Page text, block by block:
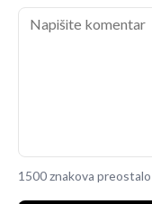
1500 znakova preostalo